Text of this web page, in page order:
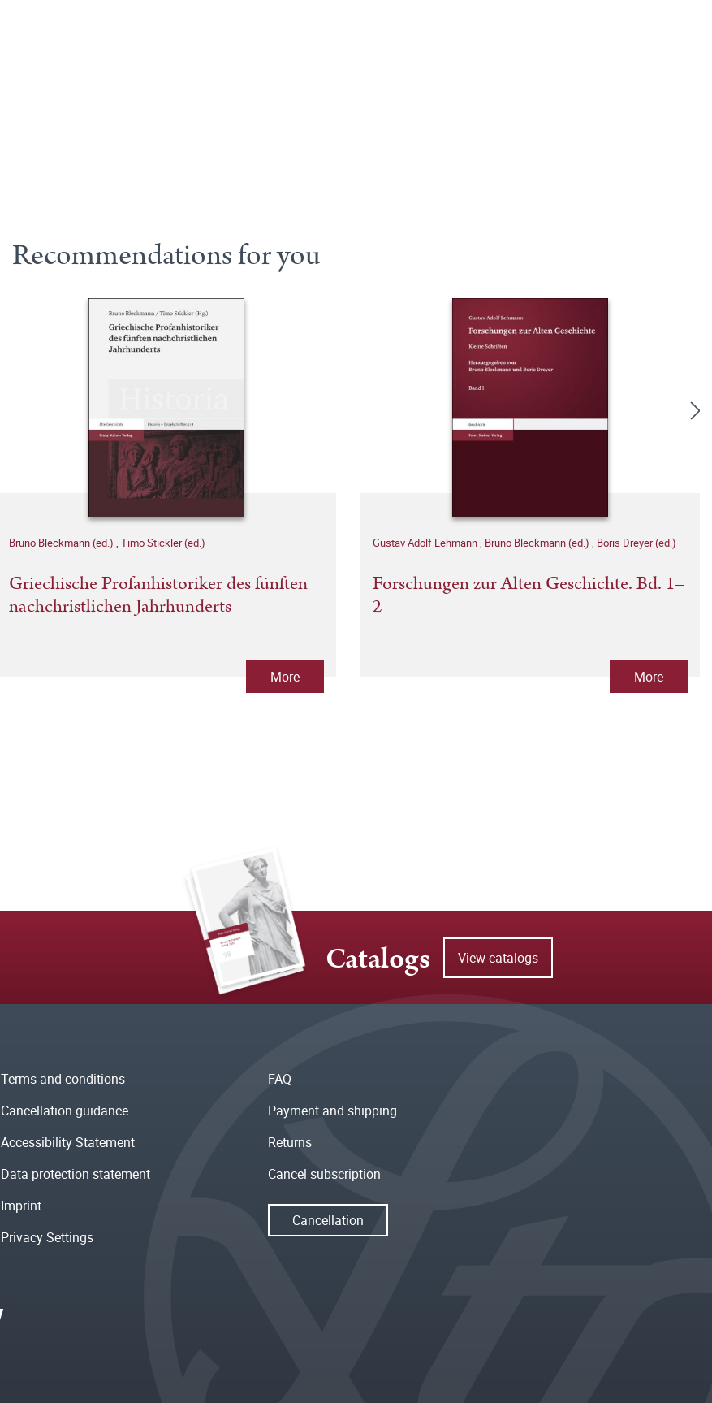
Recommendations for you
Bruno Bleckmann (ed.) , Timo Stickler (ed.)
Griechische Profanhistoriker des fünften
nachchristlichen Jahrhunderts
More
Gustav Adolf Lehmann, Bruno Bleckmann (ed.) , Boris Dreyer (ed.)
Forschungen zur Alten Geschichte. Bd. 1–
2
More
Catalogs View catalogs
Terms and conditions
Cancellation guidance
Accessibility Statement
Data protection statement
Imprint
Privacy Settings
FAQ
Payment and shipping
Returns
Cancel subscription
Cancellation